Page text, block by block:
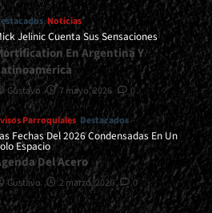
Noticias
Jelinic Cuenta Sus Sensaciones
En Argentina Y
Gustavo 7 mayo, 2026 0
Parroquiales Destacados
Fechas Del 2026 Condensadas En Un
Espacio
Del Acero
Gustavo 2 marzo, 2026 0